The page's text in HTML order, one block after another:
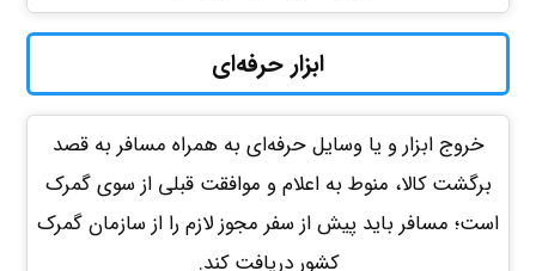
ابزار حرفه‌ای
خروج ابزار و یا وسایل حرفه‌ای به همراه مسافر به قصد
برگشت کالا، منوط به اعلام و موافقت قبلی از سوی گمرک
است؛ مسافر باید پیش از سفر مجوز لازم را از سازمان گمرک
کشور دریافت کند.